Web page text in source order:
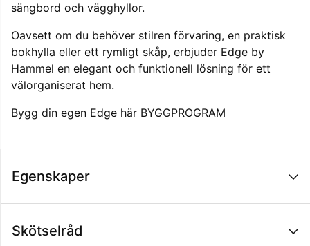
sängbord och vägghyllor.
Oavsett om du behöver stilren förvaring, en praktisk
bokhylla eller ett rymligt skåp, erbjuder Edge by
Hammel en elegant och funktionell lösning för ett
välorganiserat hem.
Bygg din egen Edge här BYGGPROGRAM
Egenskaper
Skötselråd